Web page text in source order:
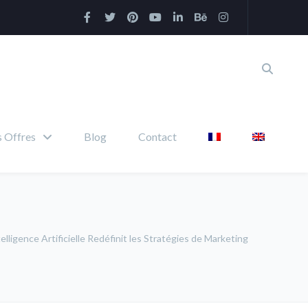
Offres Blog Contact
Artificielle Redéfinit les Stratégies de Marketing